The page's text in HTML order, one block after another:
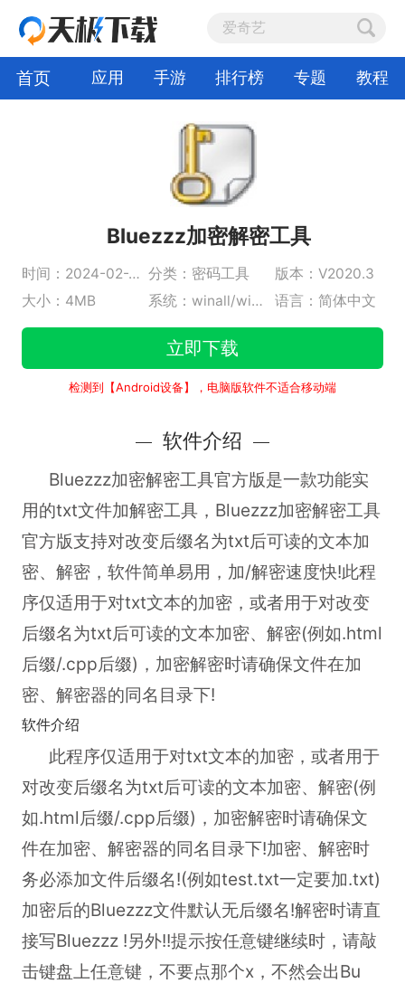
首页 应用 手游 排行榜 专题 教程
Bluezzz加密解密工具
时间：2024-02-23 分类：密码工具
版本：V2020.3
大小：4MB
系统：winall/win7/win10/win11 语言：简体中文
立即下载
检测到【Android设备】，电脑版软件不适合移动端
软件介绍
Bluezzz加密解密工具官方版是一款功能实
用的txt文件加解密工具，Bluezzz加密解密工具
官方版支持对改变后缀名为txt后可读的文本加
密、解密，软件简单易用，加/解密速度快!此程
序仅适用于对txt文本的加密，或者用于对改变
后缀名为txt后可读的文本加密、解密(例如.html
后缀/.cpp后缀)，加密解密时请确保文件在加
密、解密器的同名目录下!
软件介绍
此程序仅适用于对txt文本的加密，或者用于
对改变后缀名为txt后可读的文本加密、解密(例
如.html后缀/.cpp后缀)，加密解密时请确保文
件在加密、解密器的同名目录下!加密、解密时
务必添加文件后缀名!(例如test.txt一定要加.txt)
加密后的Bluezzz文件默认无后缀名!解密时请直
接写Bluezzz !另外!!提示按任意键继续时，请敲
击键盘上任意键，不要点那个x，不然会出Bu